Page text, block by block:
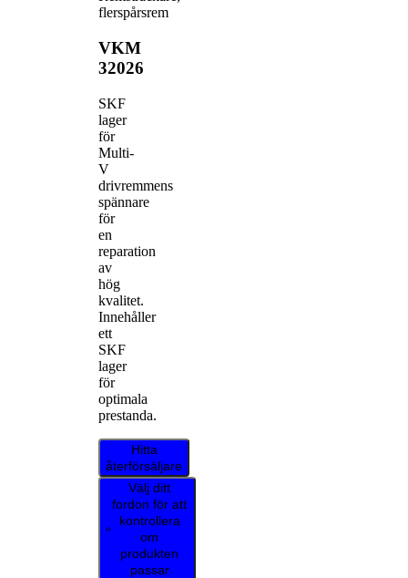
flerspårsrem
VKM
32026
SKF
lager
för
Multi-
V
drivremmens
spännare
för
en
reparation
av
hög
kvalitet.
Innehåller
ett
SKF
lager
för
optimala
prestanda.
Hitta
återförsäljare
Välj ditt
fordon för att
kontrollera
om
produkten
passar